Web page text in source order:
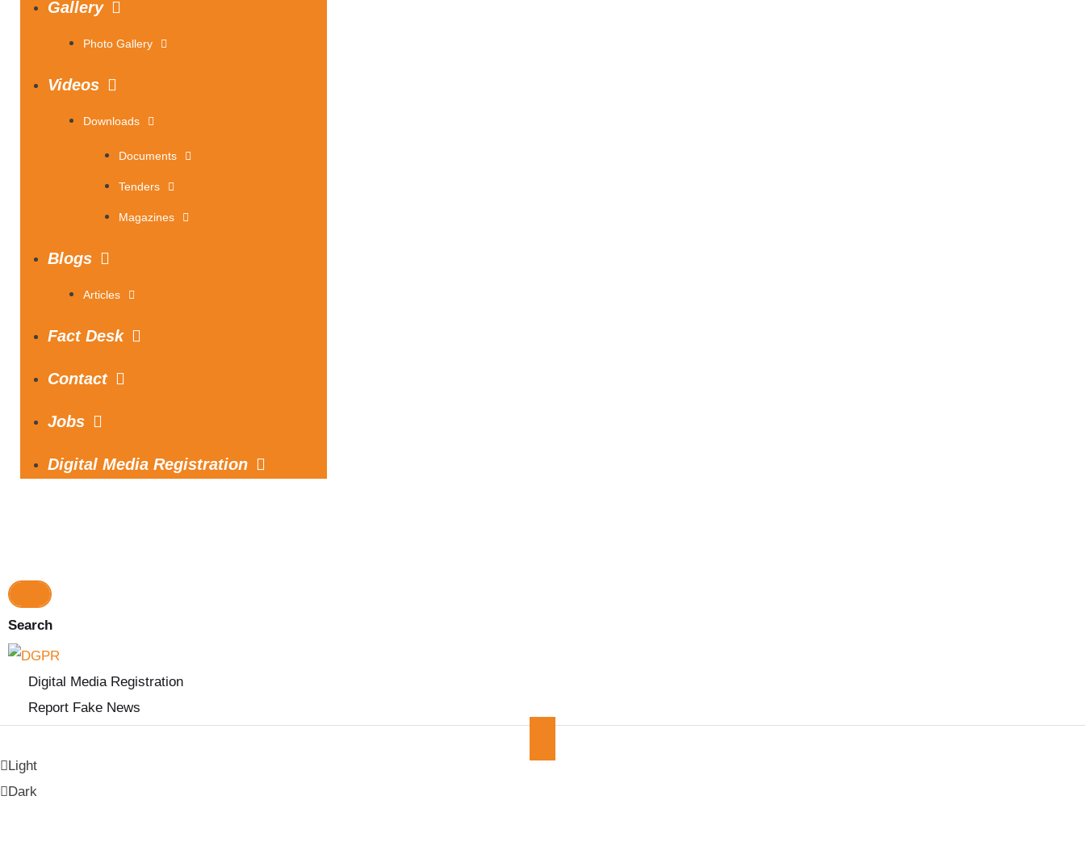
Gallery
Photo Gallery
Videos
Downloads
Documents
Tenders
Magazines
Blogs
Articles
Fact Desk
Contact
Jobs
Digital Media Registration
c
f
o
Search
Digital Media Registration
Report Fake News
Light
Dark